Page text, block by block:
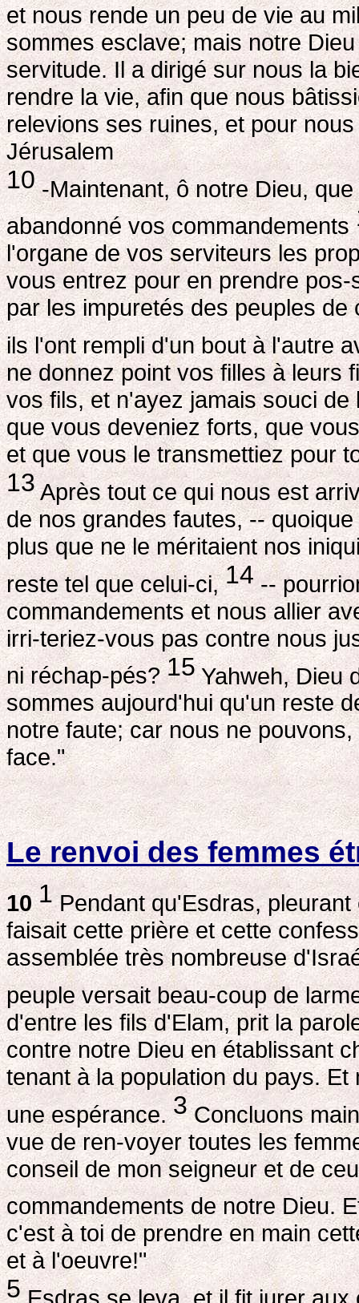
et nous rende un peu de vie au
sommes esclave; mais notre
servitude. Il a dirigé sur nous la
rendre la vie, afin que nous
relevions ses ruines, et pour
Jérusalem
10-Maintenant, ô notre Dieu,
abandonné vos commandements
l'organe de vos serviteurs les
vous entrez pour en prendre
par les impuretés des peuples
ils l'ont rempli d'un bout à l'autre
ne donnez point vos filles à leurs
vos fils, et n'ayez jamais souci
que vous deveniez forts, que
et que vous le transmettiez pour
13Après tout ce qui nous est
de nos grandes fautes, --
plus que ne le méritaient nos
reste tel que celui-ci,14--
commandements et nous allier
irri-teriez-vous pas contre nous
ni réchap-pés?15Yahweh, Dieu
sommes aujourd'hui qu'un reste
notre faute; car nous ne
face."
Le renvoi des femmes
10 1Pendant qu'Esdras,
faisait cette prière et cette
assemblée très nombreuse
peuple versait beau-coup de
d'entre les fils d'Elam, prit la
contre notre Dieu en établissant
tenant à la population du pays.
une espérance.3Concluons
vue de ren-voyer toutes les
conseil de mon seigneur et de
commandements de notre Dieu.
c'est à toi de prendre en main
et à l'oeuvre!"
5